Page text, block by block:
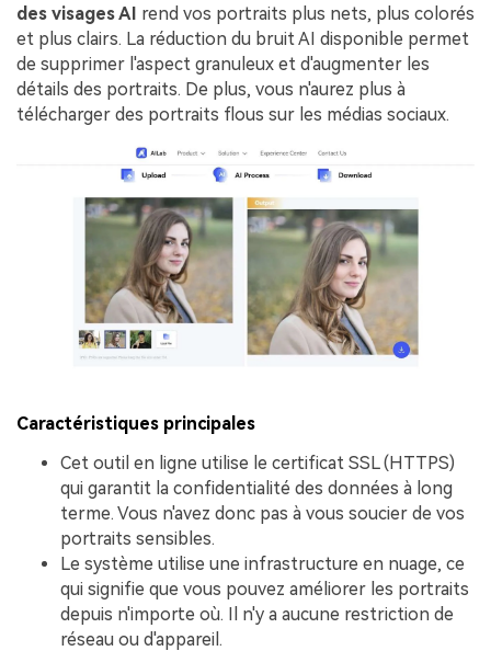
des visages AI rend vos portraits plus nets, plus colorés
et plus clairs. La réduction du bruit AI disponible permet
de supprimer l'aspect granuleux et d'augmenter les
détails des portraits. De plus, vous n'aurez plus à
télécharger des portraits flous sur les médias sociaux.
Caractéristiques principales
Cet outil en ligne utilise le certificat SSL (HTTPS)
qui garantit la confidentialité des données à long
terme. Vous n'avez donc pas à vous soucier de vos
portraits sensibles.
Le système utilise une infrastructure en nuage, ce
qui signifie que vous pouvez améliorer les portraits
depuis n'importe où. Il n'y a aucune restriction de
réseau ou d'appareil.